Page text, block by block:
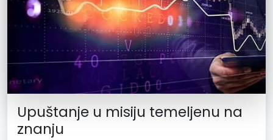
Upuštanje u misiju temeljenu na
znanju